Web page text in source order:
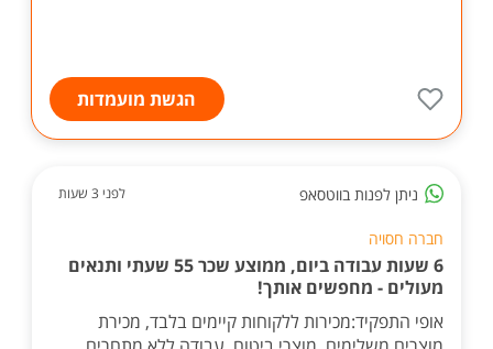
הגשת מועמדות
ניתן לפנות בווטסאפ לפני 3 שעות
חברה חסויה
6 שעות עבודה ביום, ממוצע שכר 55 שעתי ותנאים
מעולים - מחפשים אותך!
אופי התפקיד:מכירות ללקוחות קיימים בלבד, מכירת